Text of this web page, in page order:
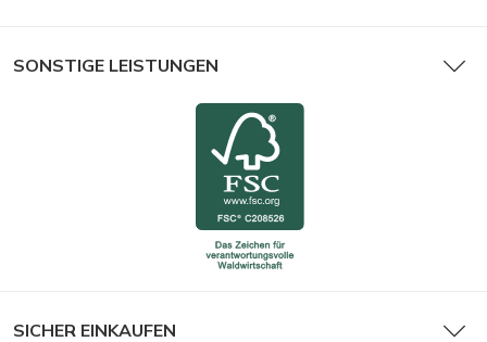
SONSTIGE LEISTUNGEN
SICHER EINKAUFEN